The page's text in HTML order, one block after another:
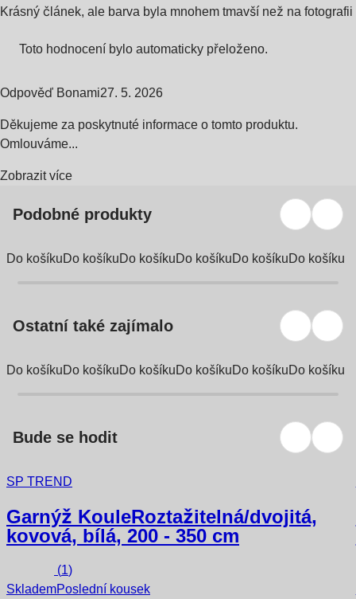
Krásný článek, ale barva byla mnohem tmavší než na fotografii
Toto hodnocení bylo automaticky přeloženo.
Odpověď Bonami27. 5. 2026
Děkujeme za poskytnuté informace o tomto produktu.
Omlouváme...
Zobrazit více
Podobné produkty
Do košíkuDo košíkuDo košíkuDo košíkuDo košíkuDo košíku
Ostatní také zajímalo
Do košíkuDo košíkuDo košíkuDo košíkuDo košíkuDo košíku
Bude se hodit
SP TREND
Garnýž KouleRoztažitelná/dvojitá,
kovová, bílá, 200 - 350 cm
(1)
SklademPoslední kousek